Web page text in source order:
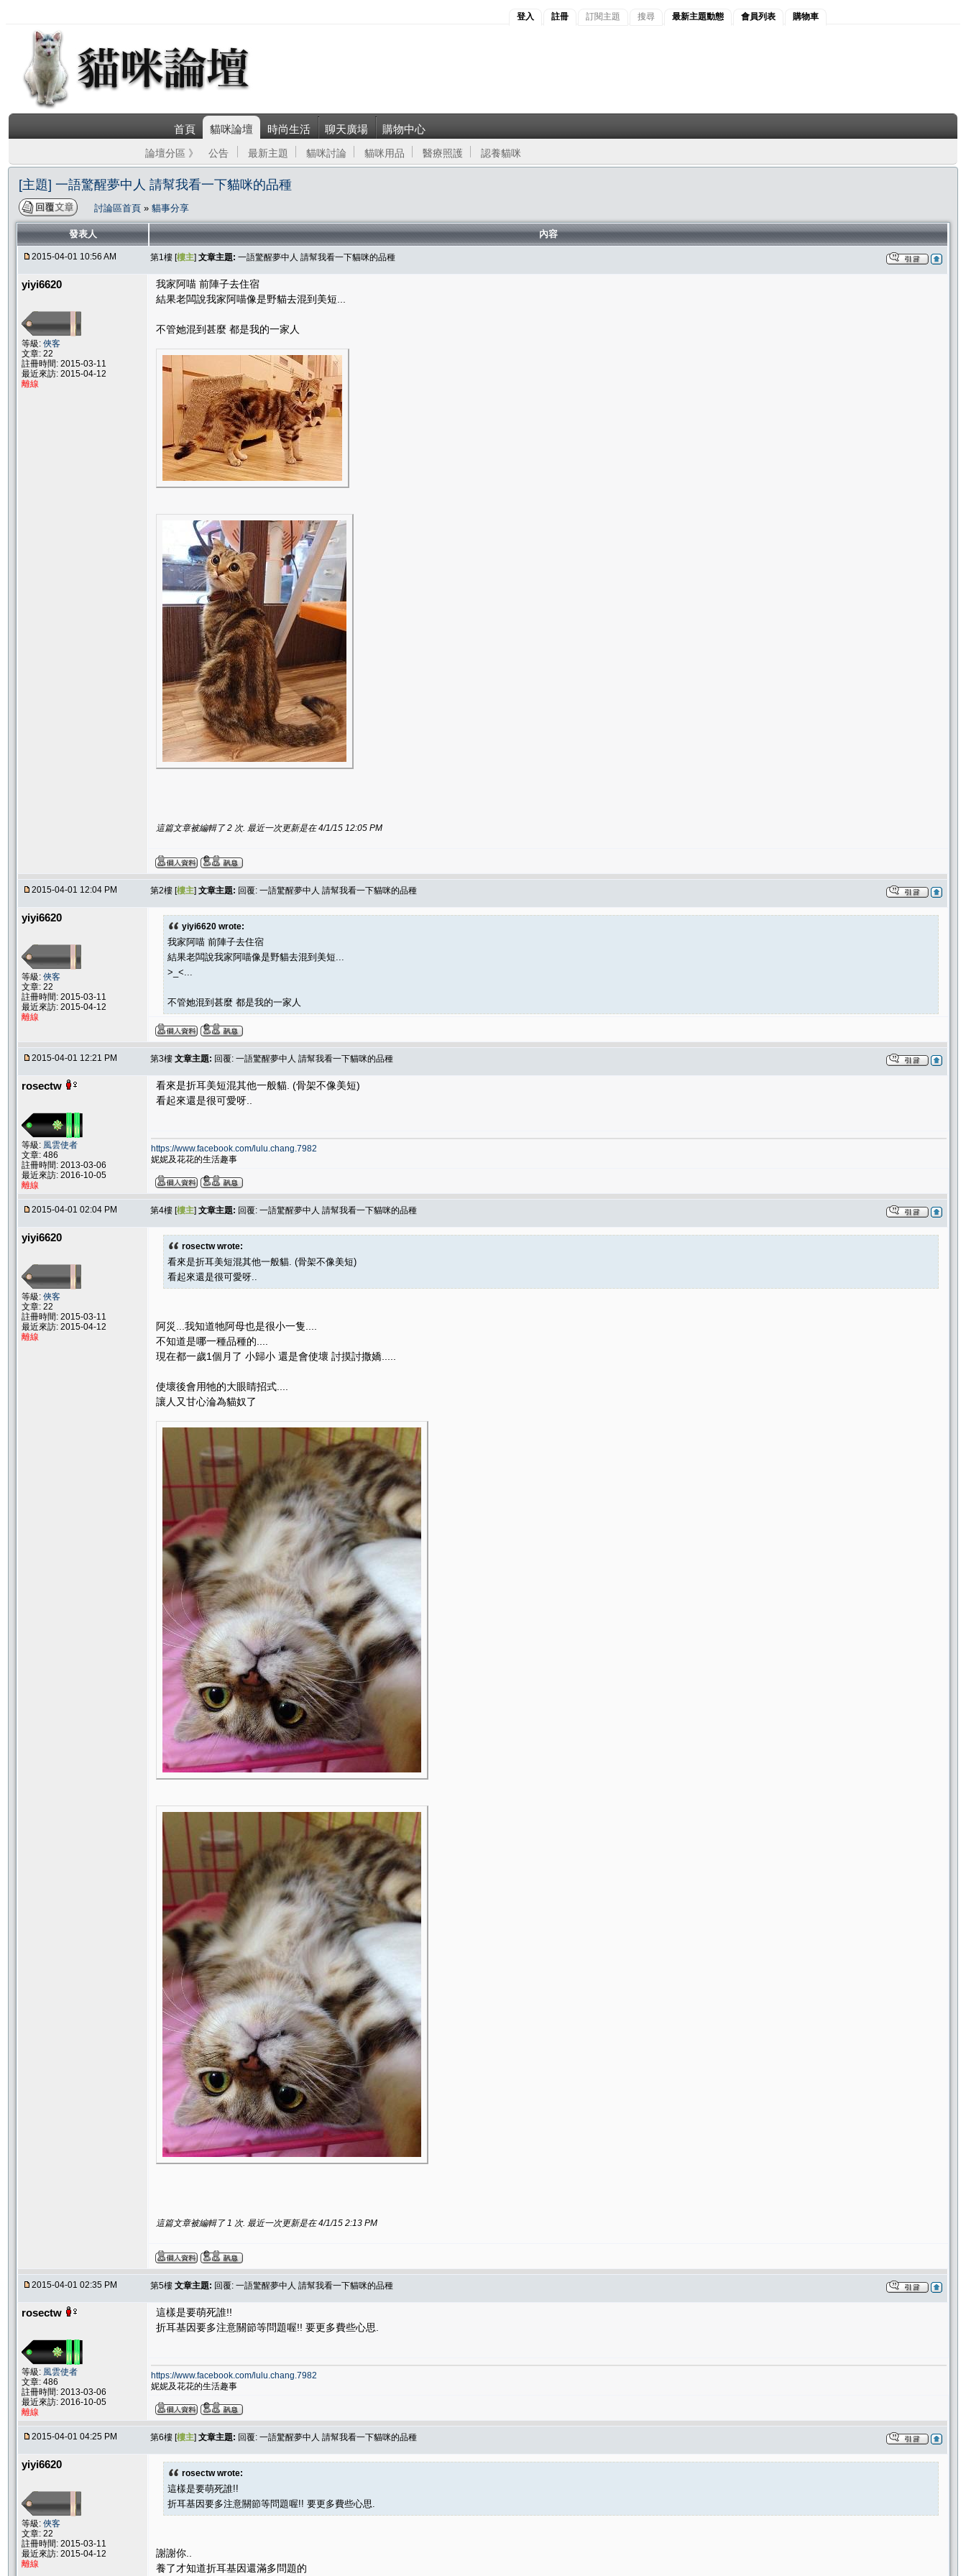
登入 註冊 訂閱主題 搜尋 最新主題動態 會員列表 購物車
首頁 貓咪論壇 時尚生活 聊天廣場 購物中心
論壇分區 》 公告 最新主題 貓咪討論 貓咪用品 醫療照護 認養貓咪
[主題] 一語驚醒夢中人 請幫我看一下貓咪的品種
討論區首頁 » 貓事分享
發表人 內容
2015-04-01 10:56 AM 第1樓 [樓主] 文章主題: 一語驚醒夢中人 請幫我看一下貓咪的品種
yiyi6620
等級: 俠客
文章: 22
註冊時間: 2015-03-11
最近來訪: 2015-04-12
離線
我家阿喵 前陣子去住宿
結果老闆說我家阿喵像是野貓去混到美短...
不管她混到甚麼 都是我的一家人
這篇文章被編輯了 2 次. 最近一次更新是在 4/1/15 12:05 PM
2015-04-01 12:04 PM 第2樓 [樓主] 文章主題: 回覆: 一語驚醒夢中人 請幫我看一下貓咪的品種
yiyi6620
等級: 俠客
文章: 22
註冊時間: 2015-03-11
最近來訪: 2015-04-12
離線
yiyi6620 wrote:
我家阿喵 前陣子去住宿
結果老闆說我家阿喵像是野貓去混到美短...
>_<...
不管她混到甚麼 都是我的一家人
2015-04-01 12:21 PM 第3樓 文章主題: 回覆: 一語驚醒夢中人 請幫我看一下貓咪的品種
rosectw
等級: 風雲使者
文章: 486
註冊時間: 2013-03-06
最近來訪: 2016-10-05
離線
看來是折耳美短混其他一般貓. (骨架不像美短)
看起來還是很可愛呀..
https://www.facebook.com/lulu.chang.7982
妮妮及花花的生活趣事
2015-04-01 02:04 PM 第4樓 [樓主] 文章主題: 回覆: 一語驚醒夢中人 請幫我看一下貓咪的品種
yiyi6620
等級: 俠客
文章: 22
註冊時間: 2015-03-11
最近來訪: 2015-04-12
離線
rosectw wrote:
看來是折耳美短混其他一般貓. (骨架不像美短)
看起來還是很可愛呀..
阿災...我知道牠阿母也是很小一隻....
不知道是哪一種品種的....
現在都一歲1個月了 小歸小 還是會使壞 討摸討撒嬌.....
使壞後會用牠的大眼睛招式....
讓人又甘心淪為貓奴了
這篇文章被編輯了 1 次. 最近一次更新是在 4/1/15 2:13 PM
2015-04-01 02:35 PM 第5樓 文章主題: 回覆: 一語驚醒夢中人 請幫我看一下貓咪的品種
rosectw
等級: 風雲使者
文章: 486
註冊時間: 2013-03-06
最近來訪: 2016-10-05
離線
這樣是要萌死誰!!
折耳基因要多注意關節等問題喔!! 要更多費些心思.
https://www.facebook.com/lulu.chang.7982
妮妮及花花的生活趣事
2015-04-01 04:25 PM 第6樓 [樓主] 文章主題: 回覆: 一語驚醒夢中人 請幫我看一下貓咪的品種
yiyi6620
等級: 俠客
文章: 22
註冊時間: 2015-03-11
最近來訪: 2015-04-12
離線
rosectw wrote:
這樣是要萌死誰!!
折耳基因要多注意關節等問題喔!! 要更多費些心思.
謝謝你..
養了才知道折耳基因還滿多問題的